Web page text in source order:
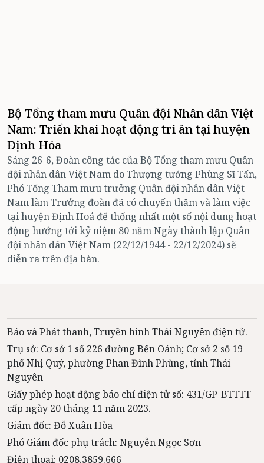
Bộ Tổng tham mưu Quân đội Nhân dân Việt
Nam: Triển khai hoạt động tri ân tại huyện
Định Hóa
Sáng 26-6, Đoàn công tác của Bộ Tổng tham mưu Quân
đội nhân dân Việt Nam do Thượng tướng Phùng Sĩ Tấn,
Phó Tổng Tham mưu trưởng Quân đội nhân dân Việt
Nam làm Trưởng đoàn đã có chuyến thăm và làm việc
tại huyện Định Hoá để thống nhất một số nội dung hoạt
động hướng tới kỷ niệm 80 năm Ngày thành lập Quân
đội nhân dân Việt Nam (22/12/1944 - 22/12/2024) sẽ
diễn ra trên địa bàn.
Báo và Phát thanh, Truyền hình Thái Nguyên điện tử.
Trụ sở: Cơ sở 1 số 226 đường Bến Oánh; Cơ sở 2 số 19
phố Nhị Quý, phường Phan Đình Phùng, tỉnh Thái
Nguyên
Giấy phép hoạt động báo chí điện tử số: 431/GP-BTTTT
cấp ngày 20 tháng 11 năm 2023.
Giám đốc: Đỗ Xuân Hòa
Phó Giám đốc phụ trách: Nguyễn Ngọc Sơn
Điện thoại: 0208.3859.666